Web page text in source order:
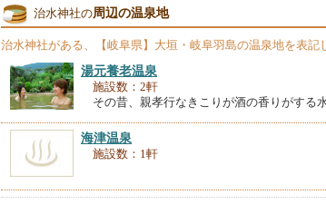
治水神社の周辺の温泉地
治水神社がある、【岐阜県】大垣・岐阜羽島の温泉地を表記
湯元養老温泉
施設数：2軒
その昔、親孝行なきこりが酒の香りがする
海津温泉
施設数：1軒